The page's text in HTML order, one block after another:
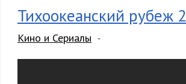
Тихоокеанский рубеж 2
Кино и Сериалы